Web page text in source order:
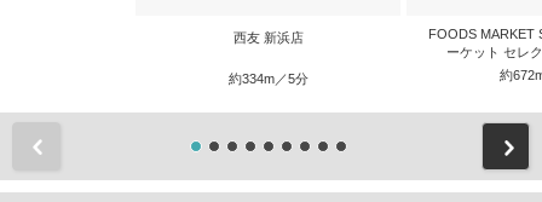
西友 新浜店
約334m／5分
FOODS MARKET
ーケット セレ
約